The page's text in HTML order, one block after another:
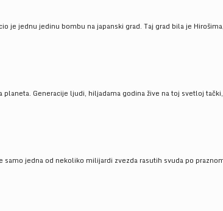
je jednu jedinu bombu na japanski grad. Taj grad bila je
Generacije ljudi, hiljadama godina žive na toj svetloj
jedna od nekoliko milijardi zvezda rasutih svuda po